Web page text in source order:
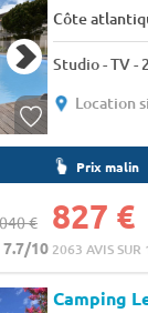
Côte
Location
Prix malin
€ 827 €
7.7/10 2063 AVIS SUR
Camping